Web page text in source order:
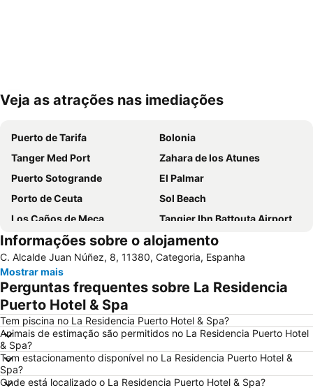
Ampliar mapa
Veja as atrações nas imediações
Puerto de Tarifa
Bolonia
Tanger Med Port
Zahara de los Atunes
Puerto Sotogrande
El Palmar
Porto de Ceuta
Sol Beach
Los Caños de Meca
Tangier Ibn Battouta Airport
Sobrevela
Kasbah
Marshan
Puerto Bahía de Algeciras
Valdevaqueros
Achakar
Playa de los Lances
Cabo Negro Royal Golf Club
Playa Chica
Poniente
Dar-el-Makhzen Palace
Alcaidesa
Hercules Caves
Getares
Port of Gibraltar
Informações sobre o alojamento
C. Alcalde Juan Núñez, 8, 11380, Categoria, Espanha
Mostrar mais
Perguntas frequentes sobre La Residencia
Puerto Hotel & Spa
Tem piscina no La Residencia Puerto Hotel & Spa?
Animais de estimação são permitidos no La Residencia Puerto Hotel
& Spa?
Tem estacionamento disponível no La Residencia Puerto Hotel &
Spa?
Onde está localizado o La Residencia Puerto Hotel & Spa?